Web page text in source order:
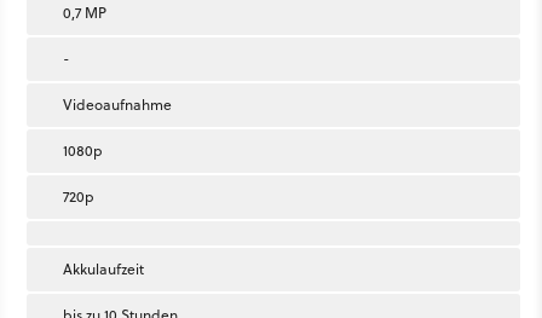
0,7 MP
-
Videoaufnahme
1080p
720p
Akkulaufzeit